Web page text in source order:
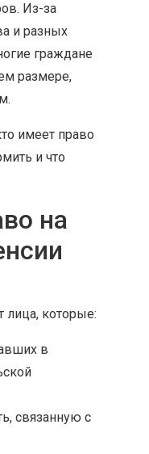
Из-за
и разных
граждане
размере,
имеет право
и что
на
лица, которые:
в
связанную с